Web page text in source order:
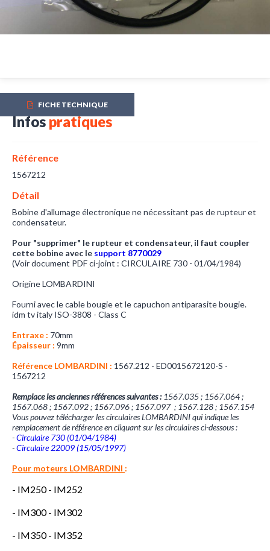
Bobine Allumage Electronique 1567212 LOMBARDINI
FICHE TECHNIQUE
Infospratiques
Référence
1567212
Détail
Bobine d'allumage électronique ne nécessitant pas de rupteur et
condensateur.
Pour "supprimer" le rupteur et condensateur, il faut coupler
cette bobine avec le support 8770029
(Voir document PDF ci-joint : CIRCULAIRE 730 - 01/04/1984)
Origine LOMBARDINI
Fourni avec le cable bougie et le capuchon antiparasite bougie.
idm tv italy ISO-3808 - Class C
Entraxe : 70mm
Épaisseur : 9mm
Référence LOMBARDINI : 1567.212 - ED0015672120-S -
1567212
Remplace les anciennes références suivantes :1567.035 ; 1567.064 ;
1567.068 ; 1567.092 ; 1567.096 ; 1567.097 ; 1567.128 ; 1567.154
Vous pouvez télécharger les circulaires LOMBARDINI qui indique les
remplacement de référence en cliquant sur les circulaires ci-dessous :
-Circulaire 730 (01/04/1984)
-Circulaire 22009 (15/05/1997)
Pour moteurs LOMBARDINI :
- IM250 - IM252
- IM300 - IM302
- IM350 - IM352